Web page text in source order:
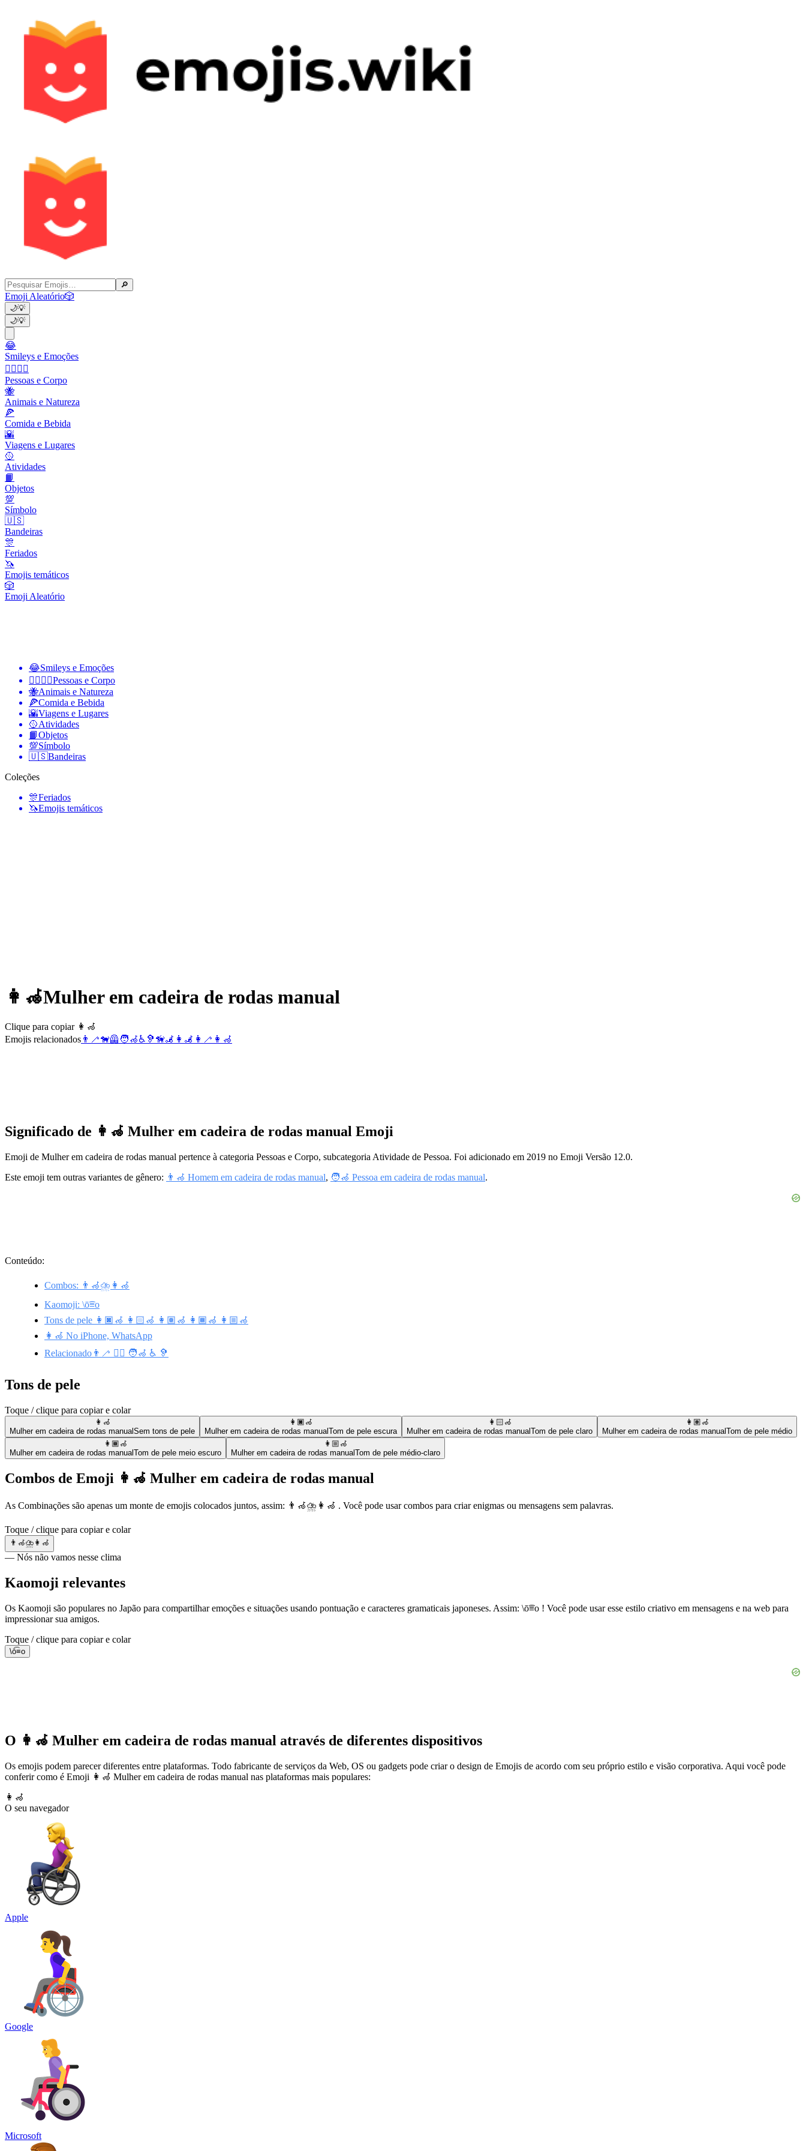
🔎
Emoji Aleatório🎲
🌙💡
🌙💡
😂
Smileys e Emoções
👩‍❤️‍💋‍👨
Pessoas e Corpo
🐝
Animais e Natureza
🍕
Comida e Bebida
🌇
Viagens e Lugares
🥎
Atividades
📙
Objetos
💯
Símbolo
🇺🇸
Bandeiras
🎊
Feriados
🦄
Emojis temáticos
🎲
Emoji Aleatório
😂Smileys e Emoções
👩‍❤️‍💋‍👨Pessoas e Corpo
🐝Animais e Natureza
🍕Comida e Bebida
🌇Viagens e Lugares
🥎Atividades
📙Objetos
💯Símbolo
🇺🇸Bandeiras
Coleções
🎊Feriados
🦄Emojis temáticos
👩‍🦽Mulher em cadeira de rodas manual
Clique para copiar 👩‍🦽
Emojis relacionados 👨‍🦯🐕‍🦺 🧑‍🦽♿ 🦻 🦮🦼 👩‍🦼 👩‍🦯 👩‍🦽
Significado de 👩‍🦽 Mulher em cadeira de rodas manual Emoji
Emoji de Mulher em cadeira de rodas manual pertence à categoria Pessoas e Corpo, subcategoria Atividade de Pessoa. Foi adicionado em 2019 no Emoji Versão 12.0.
Este emoji tem outras variantes de gênero: 👨‍🦽 Homem em cadeira de rodas manual, 🧑‍🦽 Pessoa em cadeira de rodas manual.
Conteúdo:
Combos: 👨‍🦽⛈️👩‍🦽
Kaomoji: \ō͡≡o
Tons de pele 👩🏿‍🦽 👩🏻‍🦽 👩🏽‍🦽 👩🏾‍🦽 👩🏼‍🦽
👩‍🦽 No iPhone, WhatsApp
Relacionado👨‍🦯 🐕‍🦺 🧑‍🦽 ♿ 🦻
Tons de pele
Toque / clique para copiar e colar
👩‍🦽
Mulher em cadeira de rodas manualSem tons de pele
👩🏿‍🦽
Mulher em cadeira de rodas manualTom de pele escura
👩🏻‍🦽
Mulher em cadeira de rodas manualTom de pele claro
👩🏽‍🦽
Mulher em cadeira de rodas manualTom de pele médio
👩🏾‍🦽
Mulher em cadeira de rodas manualTom de pele meio escuro
👩🏼‍🦽
Mulher em cadeira de rodas manualTom de pele médio-claro
Combos de Emoji 👩‍🦽 Mulher em cadeira de rodas manual
As Combinações são apenas um monte de emojis colocados juntos, assim: 👨‍🦽⛈️👩‍🦽 . Você pode usar combos para criar enigmas ou mensagens sem palavras.
Toque / clique para copiar e colar
👨‍🦽⛈️👩‍🦽
— Nós não vamos nesse clima
Kaomoji relevantes
Os Kaomoji são populares no Japão para compartilhar emoções e situações usando pontuação e caracteres gramaticais japoneses. Assim: \ō͡≡o ! Você pode usar esse estilo criativo em mensagens e na web para
impressionar sua amigos.
Toque / clique para copiar e colar
\ō͡≡o
O 👩‍🦽 Mulher em cadeira de rodas manual através de diferentes dispositivos
Os emojis podem parecer diferentes entre plataformas. Todo fabricante de serviços da Web, OS ou gadgets pode criar o design de Emojis de acordo com seu próprio estilo e visão corporativa. Aqui você pode
conferir como é Emoji 👩‍🦽 Mulher em cadeira de rodas manual nas plataformas mais populares:
👩‍🦽
O seu navegador
Apple
Google
Microsoft